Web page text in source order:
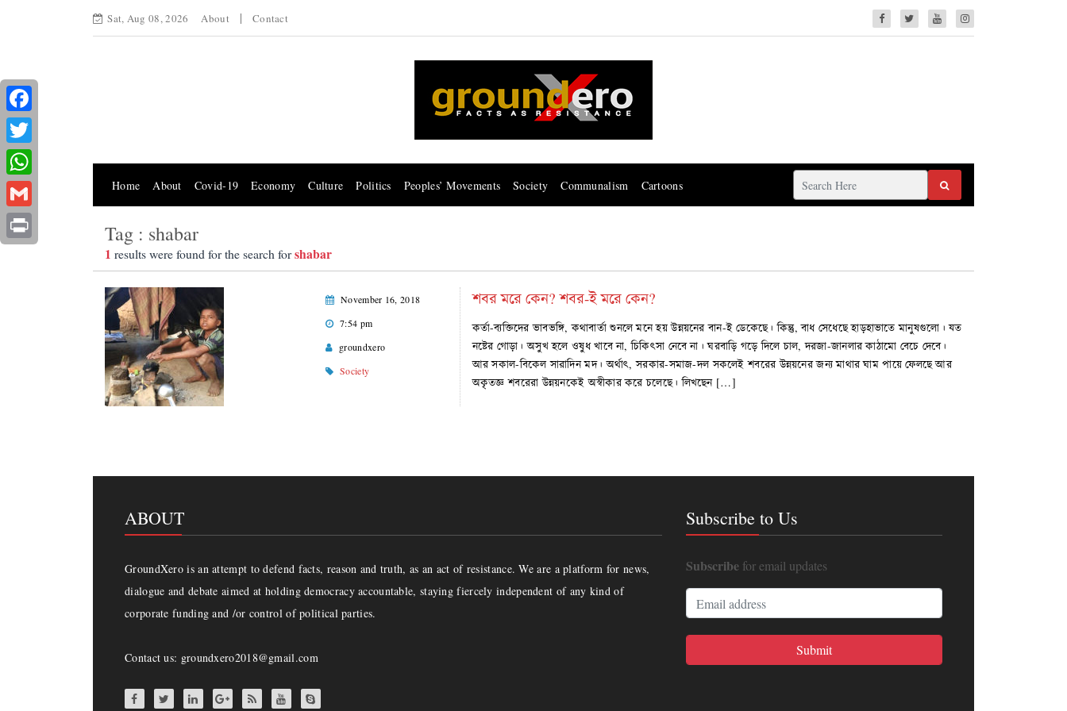
Sat, Aug 08, 2026 About Contact
Home About Covid-19 Economy Culture Politics Peoples’ Movements Society Communalism Cartoons
Tag : shabar
1 results were found for the search forshabar
November 16, 2018
7:54 pm
groundxero
Society
শবর মরে কেন? শবর-ই মরে কেন?
কর্তা-ব্যক্তিদের ভাবভঙ্গি, কথাবার্তা শুনলে মনে হয় উন্নয়নের বান-ই ডেকেছে। কিন্তু, বাধ সেধেছে হাড়হাভাতে মানুষগুলো। যত
নষ্টের গোড়া। অসুখ হলে ওষুধ খাবে না, চিকিৎসা নেবে না। ঘরবাড়ি গড়ে দিলে চাল, দরজা-জানলার কাঠামো বেচে দেবে।
আর সকাল-বিকেল সারাদিন মদ। অর্থাৎ, সরকার-সমাজ-দল সকলেই শবরের উন্নয়নের জন্য মাথার ঘাম পায়ে ফেলছে আর
অকৃতজ্ঞ শবরেরা উন্নয়নকেই অস্বীকার করে চলেছে। লিখছেন […]
ABOUT
GroundXero is an attempt to defend facts, reason and truth, as an act of resistance. We are a platform for news,
dialogue and debate aimed at holding democracy accountable, staying fiercely independent of any kind of
corporate funding and /or control of political parties.
Contact us: groundxero2018@gmail.com
Subscribe to Us
Subscribefor email updates
Facebook
Twitter
WhatsApp
Gmail